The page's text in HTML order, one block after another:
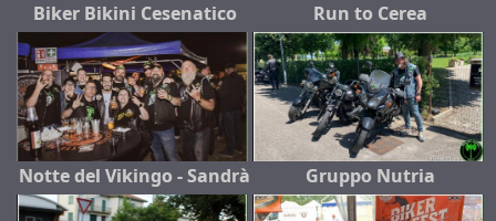
Biker Bikini Cesenatico Run to Cerea
Notte del Vikingo - Sandrà Gruppo Nutria